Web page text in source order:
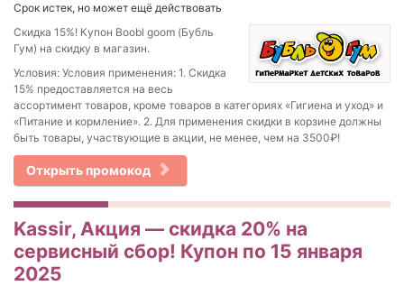
Срок истек, но может ещё действовать
Скидка 15%! Купон Boobl goom (Бубль
Гум) на скидку в магазин.
Условия: Условия применения: 1. Скидка
15% предоставляется на весь
ассортимент товаров, кроме товаров в категориях «Гигиена и уход» и
«Питание и кормление». 2. Для применения скидки в корзине должны
быть товары, участвующие в акции, не менее, чем на 3500₽!
Открыть промокод
Kassir, Акция — скидка 20% на
сервисный сбор! Купон по 15 января
2025